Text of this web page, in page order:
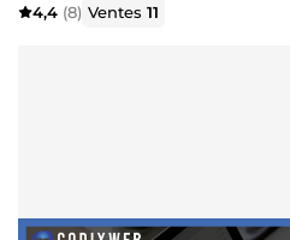
4,4 (8) Ventes11